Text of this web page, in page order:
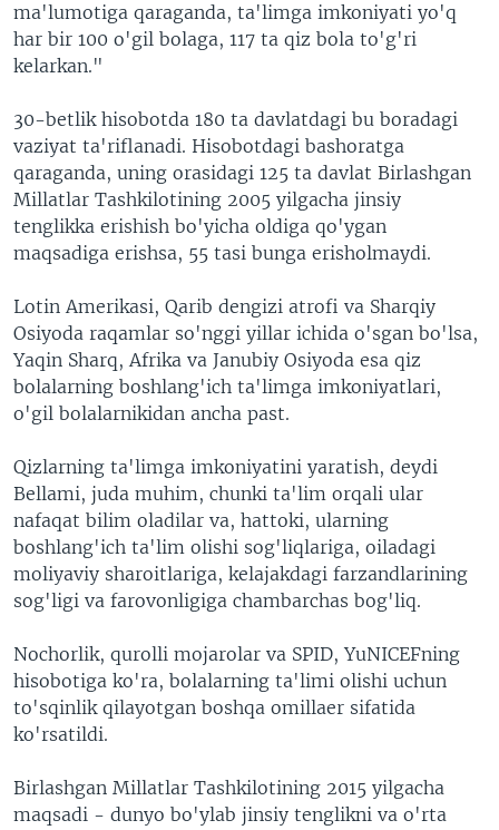
ma'lumotiga qaraganda, ta'limga imkoniyati yo'q
har bir 100 o'gil bolaga, 117 ta qiz bola to'g'ri
kelarkan."
30-betlik hisobotda 180 ta davlatdagi bu boradagi
vaziyat ta'riflanadi. Hisobotdagi bashoratga
qaraganda, uning orasidagi 125 ta davlat Birlashgan
Millatlar Tashkilotining 2005 yilgacha jinsiy
tenglikka erishish bo'yicha oldiga qo'ygan
maqsadiga erishsa, 55 tasi bunga erisholmaydi.
Lotin Amerikasi, Qarib dengizi atrofi va Sharqiy
Osiyoda raqamlar so'nggi yillar ichida o'sgan bo'lsa,
Yaqin Sharq, Afrika va Janubiy Osiyoda esa qiz
bolalarning boshlang'ich ta'limga imkoniyatlari,
o'gil bolalarnikidan ancha past.
Qizlarning ta'limga imkoniyatini yaratish, deydi
Bellami, juda muhim, chunki ta'lim orqali ular
nafaqat bilim oladilar va, hattoki, ularning
boshlang'ich ta'lim olishi sog'liqlariga, oiladagi
moliyaviy sharoitlariga, kelajakdagi farzandlarining
sog'ligi va farovonligiga chambarchas bog'liq.
Nochorlik, qurolli mojarolar va SPID, YuNICEFning
hisobotiga ko'ra, bolalarning ta'limi olishi uchun
to'sqinlik qilayotgan boshqa omillaer sifatida
ko'rsatildi.
Birlashgan Millatlar Tashkilotining 2015 yilgacha
maqsadi - dunyo bo'ylab jinsiy tenglikni va o'rta